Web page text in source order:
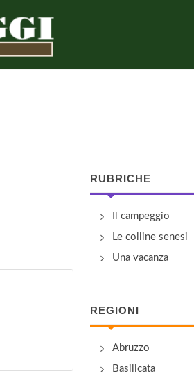
RUBRICHE
Il campeggio
Le colline senesi
Una vacanza
REGIONI
Abruzzo
Basilicata